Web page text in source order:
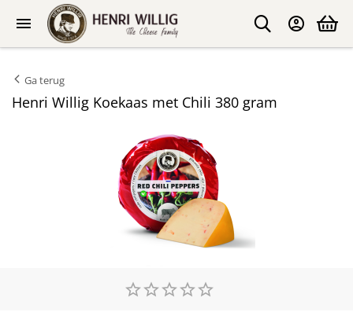
Ga terug
Henri Willig Koekaas met Chili 380 gram